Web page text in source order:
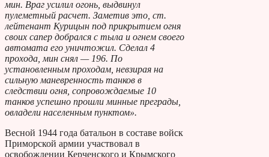
мин. Враг усилил огонь, выдвинул
пулеметный расчет. Заметив это, ст.
лейтенант Курицын под прикрытием огня
своих сапер добрался с тыла и огнем своего
автомата его уничтожил. Сделал 4
прохода, мин снял — 196. По
установленным проходам, невзирая на
сильную маневренность танков в
следствии огня, сопровождаемые 10
танков успешно прошли минные преграды,
овладели населенным пунктом».
Весной 1944 года батальон в составе войск
Приморской армии участвовал в
освобождении Керченского и Крымского